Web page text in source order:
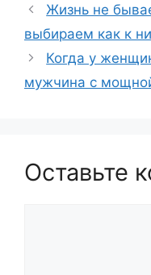
Жизнь не
выбираем как к
Когда у
мужчина с
Оставьте